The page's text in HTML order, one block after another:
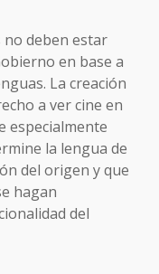
no deben estar
en base a
La creación
a ver cine en
especialmente
la lengua de
del origen y que
hagan
del